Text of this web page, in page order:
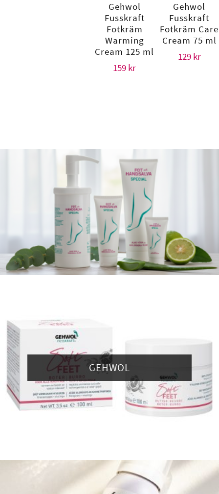
Gehwol
Fusskraft
Fotkräm
Warming
Cream 125 ml
159 kr
Gehwol
Fusskraft
Fotkräm Care
Cream 75 ml
129 kr
GEHWOL